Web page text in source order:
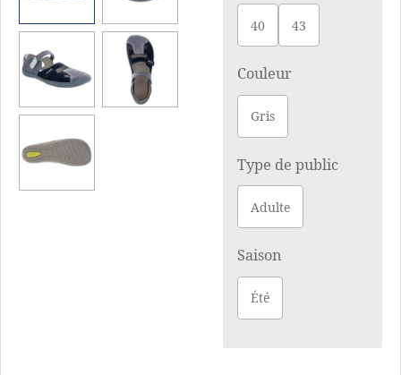
40 43
Couleur
Gris
Type de public
Adulte
Saison
Été